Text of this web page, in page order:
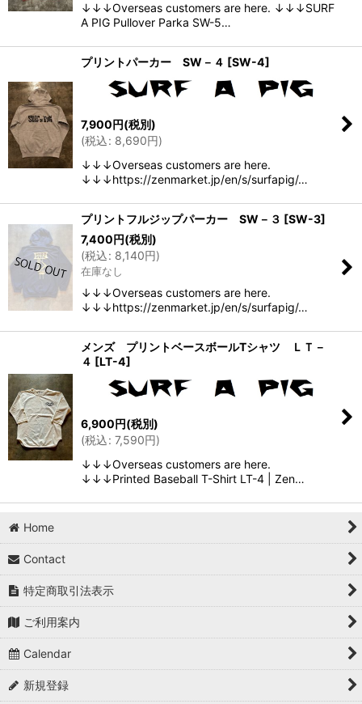
↓↓↓Overseas customers are here. ↓↓↓SURF
A PIG Pullover Parka SW-5…
プリントパーカー SW－４ [SW-4]
7,900円(税別)
(税込: 8,690円)
↓↓↓Overseas customers are here.
↓↓↓https://zenmarket.jp/en/s/surfapig/…
プリントフルジップパーカー SW－３ [SW-3]
7,400円(税別)
(税込: 8,140円)
在庫なし
↓↓↓Overseas customers are here.
↓↓↓https://zenmarket.jp/en/s/surfapig/…
メンズ プリントベースボールTシャツ ＬＴ－
４ [LT-4]
6,900円(税別)
(税込: 7,590円)
↓↓↓Overseas customers are here.
↓↓↓Printed Baseball T-Shirt LT-4 | Zen…
Home
Contact
特定商取引法表示
ご利用案内
Calendar
新規登録